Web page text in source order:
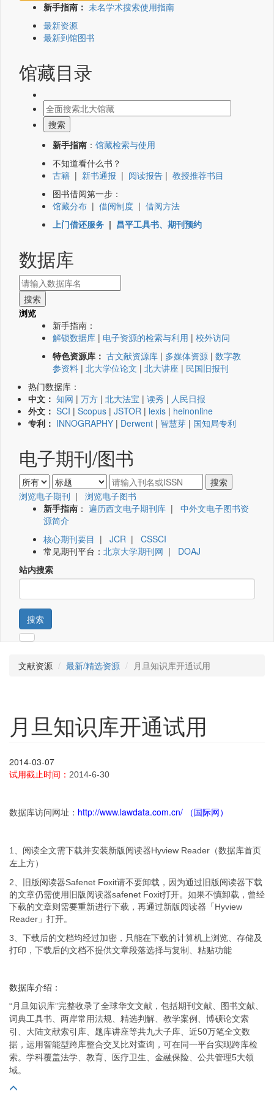
新手指南： 未名学术搜索使用指南
最新资源
最新到馆图书
馆藏目录
新手指南 ： 馆藏检索与使用
不知道看什么书？
古籍 | 新书通报 | 阅读报告 | 教授推荐书目
图书借阅第一步：
馆藏分布 | 借阅制度 | 借阅方法
上门借还服务 | 昌平工具书、期刊预约
数据库
浏览
新手指南：
解锁数据库 | 电子资源的检索与利用 | 校外访问
特色资源库： 古文献资源库 | 多媒体资源 | 数字教
参资料 | 北大学位论文 | 北大讲座 | 民国旧报刊
热门数据库：
中文： 知网 | 万方 | 北大法宝 | 读秀 | 人民日报
外文： SCI | Scopus | JSTOR | lexis | heinonline
专利： INNOGRAPHY | Derwent | 智慧芽 | 国知局专利
电子期刊/图书
浏览电子期刊 | 浏览电子图书
新手指南 ： 遍历西文电子期刊库 | 中外文电子图书资
源简介
核心期刊要目 | JCR | CSSCI
常见期刊平台： 北京大学期刊网 | DOAJ
站内搜索
搜索
文献资源 最新/精选资源 月旦知识库开通试用
月旦知识库开通试用
2014-03-07
试用截止时间： 2014-6-30
数据库访问网址： http://www.lawdata.com.cn/ （国际网）
1、阅读全文需下载并安装新版阅读器Hyview Reader（数据库首页
左上方）
2、旧版阅读器Safenet Foxit请不要卸载，因为通过旧版阅读器下载
的文章仍需使用旧版阅读器safenet Foxit打开。如果不慎卸载，曾经
下载的文章则需要重新进行下载，再通过新版阅读器「Hyview
Reader」打开。
3、下载后的文档均经过加密，只能在下载的计算机上浏览、存储及
打印，下载后的文档不提供文章段落选择与复制、粘贴功能
数据库介绍：
“月旦知识库”完整收录了全球华文文献，包括期刊文献、图书文献、
词典工具书、两岸常用法规、精选判解、教学案例、博硕论文索
引、大陆文献索引库、题库讲座等共九大子库、近50万笔全文数
据，运用智能型跨库整合交叉比对查询，可在同一平台实现跨库检
索。学科覆盖法学、教育、医疗卫生、金融保险、公共管理5大领
域。